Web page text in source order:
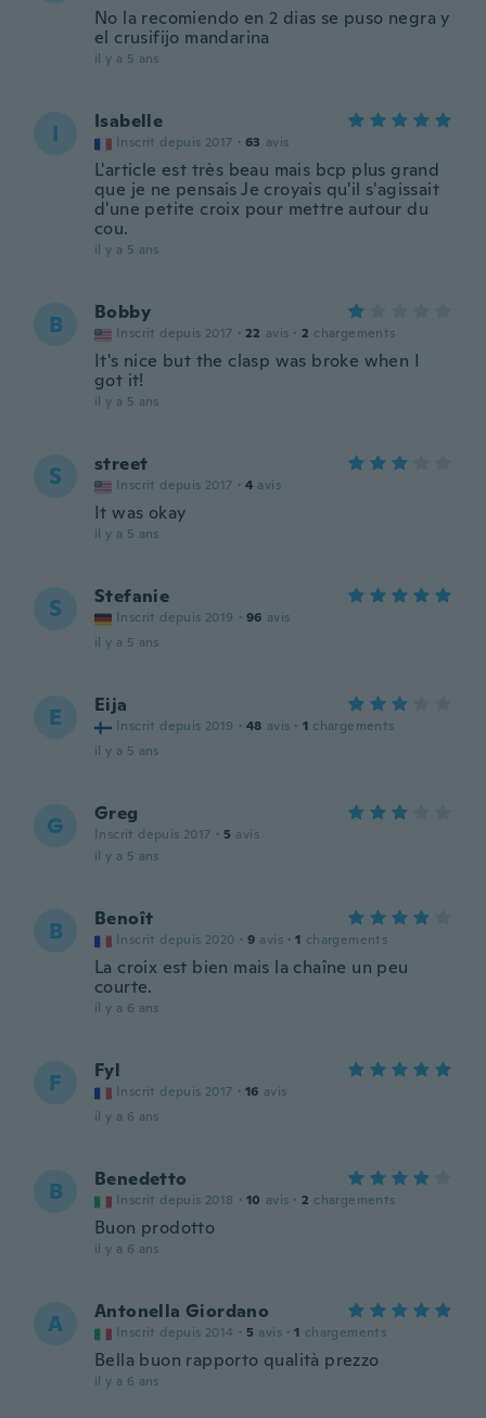
No la recomiendo en 2 dias se puso negra y
el crusifijo mandarina
il y a 5 ans
I Isabelle
Inscrit depuis 2017 · 63 avis
L'article est très beau mais bcp plus grand
que je ne pensais Je croyais qu'il s'agissait
d'une petite croix pour mettre autour du
cou.
il y a 5 ans
B Bobby
Inscrit depuis 2017 · 22 avis · 2 chargements
It's nice but the clasp was broke when I
got it!
il y a 5 ans
S street
Inscrit depuis 2017 · 4 avis
It was okay
il y a 5 ans
S Stefanie
Inscrit depuis 2019 · 96 avis
il y a 5 ans
E Eija
Inscrit depuis 2019 · 48 avis · 1 chargements
il y a 5 ans
G Greg
Inscrit depuis 2017 · 5 avis
il y a 5 ans
B Benoît
Inscrit depuis 2020 · 9 avis · 1 chargements
La croix est bien mais la chaîne un peu
courte.
il y a 6 ans
F Fyl
Inscrit depuis 2017 · 16 avis
il y a 6 ans
B Benedetto
Inscrit depuis 2018 · 10 avis · 2 chargements
Buon prodotto
il y a 6 ans
A Antonella Giordano
Inscrit depuis 2014 · 5 avis · 1 chargements
Bella buon rapporto qualità prezzo
il y a 6 ans